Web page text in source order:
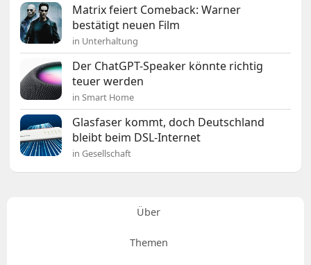
Matrix feiert Comeback: Warner
bestätigt neuen Film
in Unterhaltung
Der ChatGPT-Speaker könnte richtig
teuer werden
in Smart Home
Glasfaser kommt, doch Deutschland
bleibt beim DSL-Internet
in Gesellschaft
Über
Themen